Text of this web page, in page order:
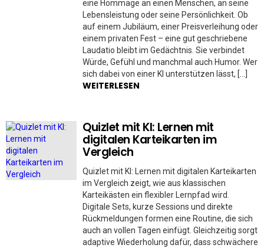
eine Hommage an einen Menschen, an seine
Lebensleistung oder seine Persönlichkeit. Ob
auf einem Jubiläum, einer Preisverleihung oder
einem privaten Fest – eine gut geschriebene
Laudatio bleibt im Gedächtnis. Sie verbindet
Würde, Gefühl und manchmal auch Humor. Wer
sich dabei von einer KI unterstützen lässt, […]
WEITERLESEN
Quizlet mit KI: Lernen mit
digitalen Karteikarten im
Vergleich
Quizlet mit KI: Lernen mit digitalen Karteikarten
im Vergleich zeigt, wie aus klassischen
Karteikästen ein flexibler Lernpfad wird.
Digitale Sets, kurze Sessions und direkte
Rückmeldungen formen eine Routine, die sich
auch an vollen Tagen einfügt. Gleichzeitig sorgt
adaptive Wiederholung dafür, dass schwächere